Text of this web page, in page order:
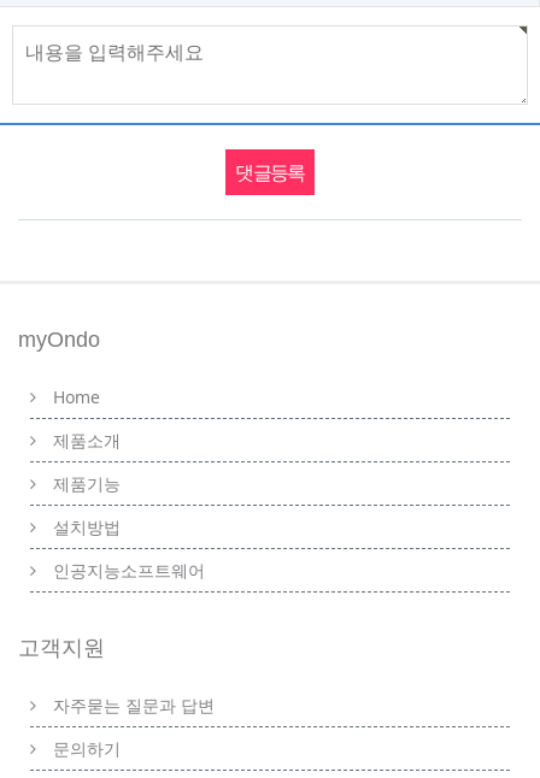
myOndo
Home
제품소개
제품기능
설치방법
인공지능소프트웨어
고객지원
자주묻는 질문과 답변
문의하기